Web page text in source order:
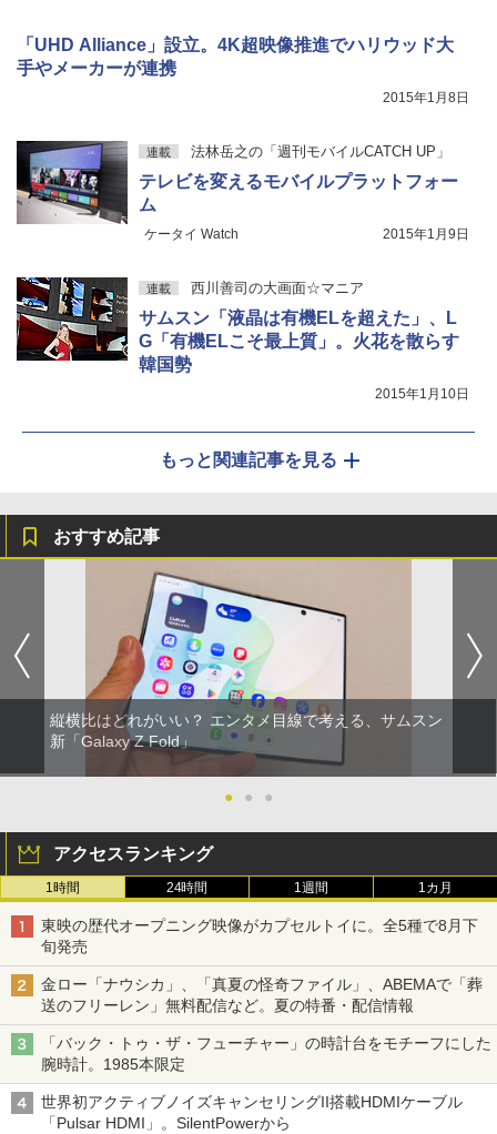
「UHD Alliance」設立。4K超映像推進でハリウッド大
手やメーカーが連携
2015年1月8日
連載 法林岳之の「週刊モバイルCATCH UP」
テレビを変えるモバイルプラットフォー
ム
ケータイ Watch 2015年1月9日
連載 西川善司の大画面☆マニア
サムスン「液晶は有機ELを超えた」、L
G「有機ELこそ最上質」。火花を散らす
韓国勢
2015年1月10日
もっと関連記事を見る
おすすめ記事
縦横比はどれがいい？ エンタメ目線で考える、サムスン
新「Galaxy Z Fold」
● ● ●
アクセスランキング
1時間 24時間 1週間 1カ月
東映の歴代オープニング映像がカプセルトイに。全5種で8月下
旬発売
金ロー「ナウシカ」、「真夏の怪奇ファイル」、ABEMAで「葬
送のフリーレン」無料配信など。夏の特番・配信情報
「バック・トゥ・ザ・フューチャー」の時計台をモチーフにした
腕時計。1985本限定
世界初アクティブノイズキャンセリングII搭載HDMIケーブル
「Pulsar HDMI」。SilentPowerから